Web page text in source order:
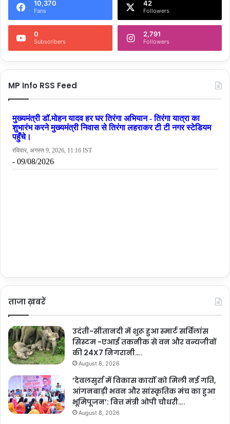
10,370
Fans
42
Followers
0
Subscribers
2,791
Followers
MP Info RSS Feed
ताजा ख़बरें
उदंती-सीतानदी में शुरू हुआ स्मार्ट सर्विलांस
सिस्टम -एआई तकनीक से वन और वन्यजीवों
की 24X7 निगरानी….
August 8, 2026
’देवलसुर्रा में विकास कार्यों को मिली नई गति,
आंगनबाड़ी भवन और सांस्कृतिक मंच का हुआ
भूमिपूजन’: वित्त मंत्री ओपी चौधरी….
August 8, 2026